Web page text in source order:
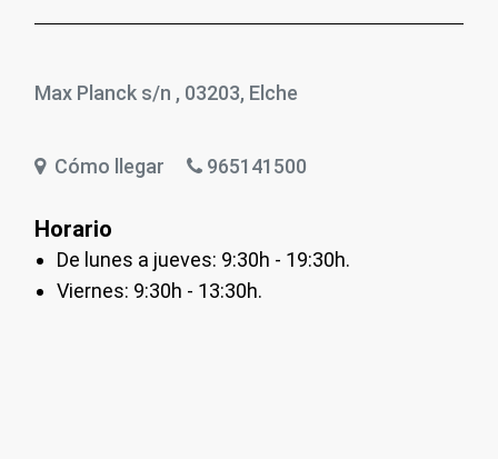
Max Planck s/n , 03203, Elche
Cómo llegar 965141500
Horario
De lunes a jueves: 9:30h - 19:30h.
Viernes: 9:30h - 13:30h.